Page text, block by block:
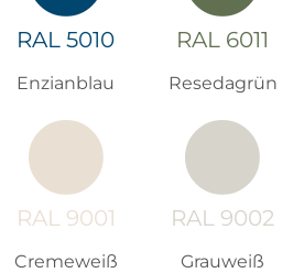
RAL 5010
Enzianblau
RAL 6011
Resedagrün
RAL 9001
Cremeweiß
RAL 9002
Grauweiß